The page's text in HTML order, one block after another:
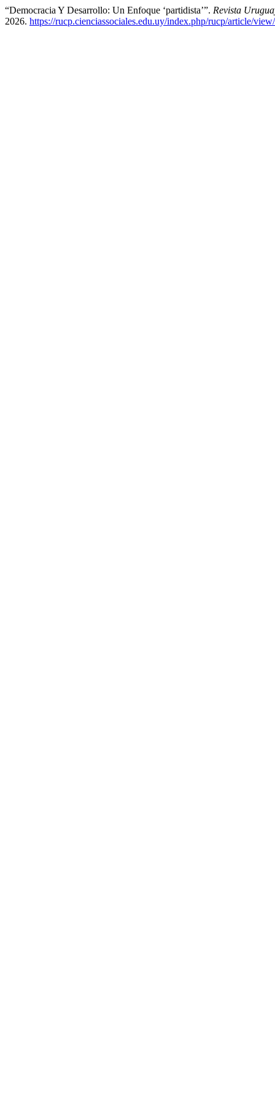
“Democracia Y Desarrollo: Un Enfoque ‘partidista’”. Revista
2026. https://rucp.cienciassociales.edu.uy/index.php/rucp/article/